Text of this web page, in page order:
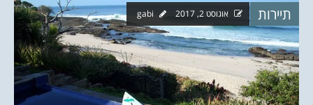
תיירות אוגוסט 2, 2017 gabi